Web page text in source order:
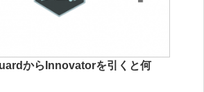
からInnovatorを引くと何